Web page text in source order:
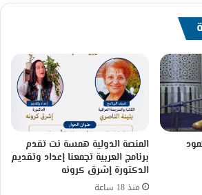
المنصة الدولية همسة نت تقدم
برنامج العربية تجمعنا إعداد وتقديم
الدكتورة إشرق كرونه
منذ 18 ساعة